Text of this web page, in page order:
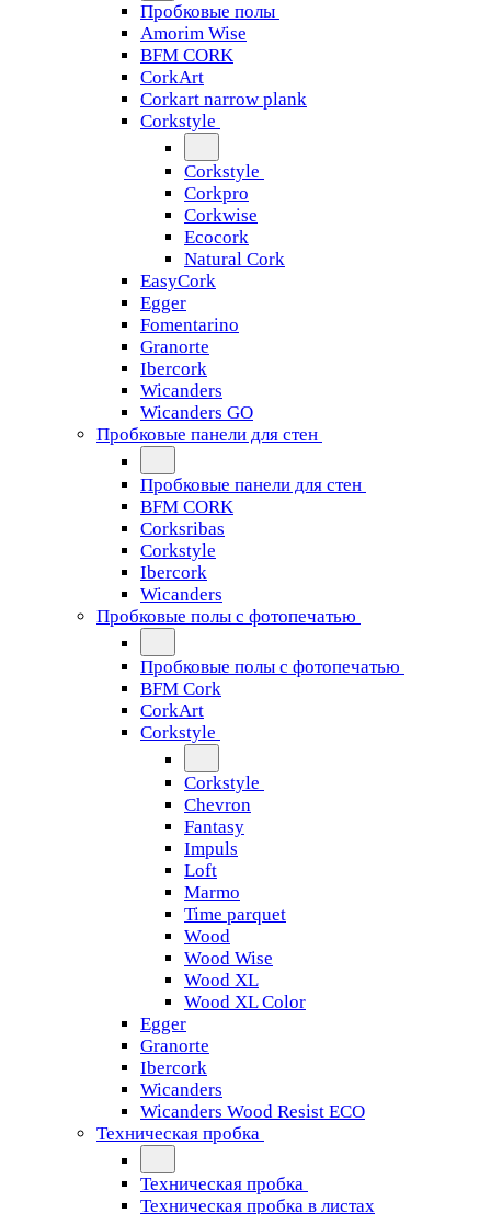
Пробковые полы
Amorim Wise
BFM CORK
CorkArt
Corkart narrow plank
Corkstyle
Corkstyle
Corkpro
Corkwise
Ecocork
Natural Cork
EasyCork
Egger
Fomentarino
Granorte
Ibercork
Wicanders
Wicanders GO
Пробковые панели для стен
Пробковые панели для стен
BFM CORK
Corksribas
Corkstyle
Ibercork
Wicanders
Пробковые полы с фотопечатью
Пробковые полы с фотопечатью
BFM Cork
CorkArt
Corkstyle
Corkstyle
Chevron
Fantasy
Impuls
Loft
Marmo
Time parquet
Wood
Wood Wise
Wood XL
Wood XL Color
Egger
Granorte
Ibercork
Wicanders
Wicanders Wood Resist ECO
Техническая пробка
Техническая пробка
Техническая пробка в листах